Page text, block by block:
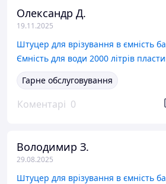
Олександр Д.
19.11.2025
Гарне обслуговування
Коментарі 0
Володимир З.
29.08.2025